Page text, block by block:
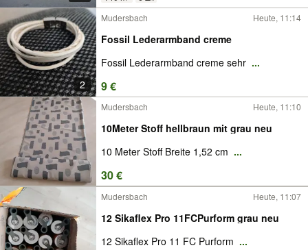
2
Mudersbach Heute, 11:14
Fossil Lederarmband creme
Fossil Lederarmband creme sehr ...
9 €
Mudersbach Heute, 11:10
10Meter Stoff hellbraun mit grau neu
10 Meter Stoff Breite 1,52 cm ...
30 €
Mudersbach Heute, 11:07
12 Sikaflex Pro 11FCPurform grau neu
12 Sikaflex Pro 11 FC Purform ...